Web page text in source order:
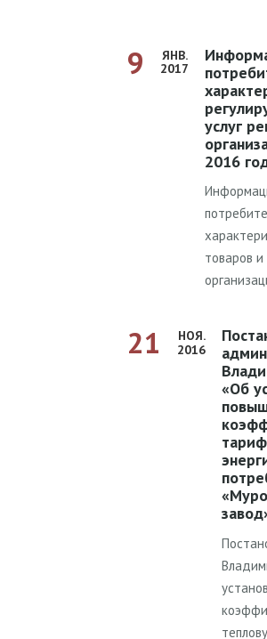
9
ЯНВ.
2017
Информация об основных
услуг
2016
товаров и
21
НОЯ.
2016
Постановление
«Об